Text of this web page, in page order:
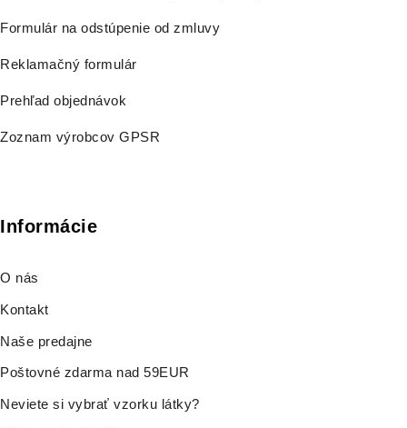
Formulár na odstúpenie od zmluvy
Reklamačný formulár
Prehľad objednávok
Zoznam výrobcov GPSR
Informácie
O nás
Kontakt
Naše predajne
Poštovné zdarma nad 59EUR
Neviete si vybrať vzorku látky?